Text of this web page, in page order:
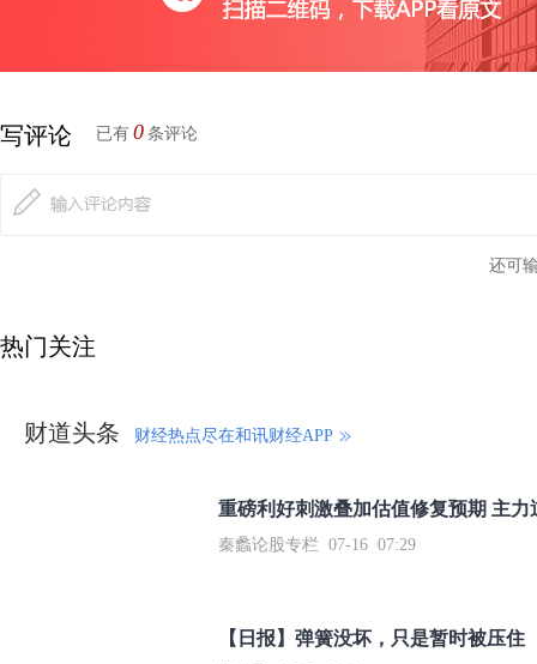
写评论 已有 0 条评论
还可
热门关注
财道头条 财经热点尽在和讯财经APP
秦蠡论股专栏 07-16 07:29
【日报】弹簧没坏，只是暂时被压住